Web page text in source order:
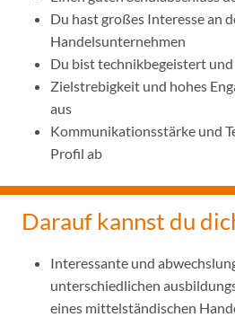
Du hast großes Interesse an
Handelsunternehmen
Du bist technikbegeistert
Zielstrebigkeit und hohes
aus
Kommunikationsstärke und
Profil ab
Darauf kannst du
Interessante und
unterschiedlichen
eines mittelständischen